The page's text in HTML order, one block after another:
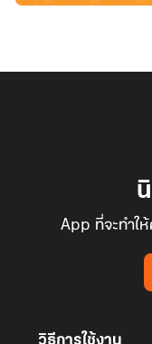
App ที่จะทำใ